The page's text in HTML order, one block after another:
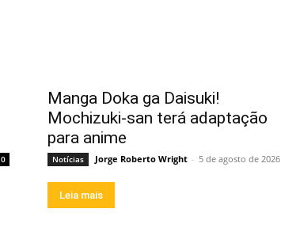
0
Manga Doka ga Daisuki!
Mochizuki-san terá adaptação
para anime
Notícias Jorge Roberto Wright - 5 de agosto de 2026
Leia mais